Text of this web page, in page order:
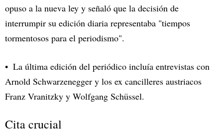
opuso a la nueva ley y señaló que la decisión de
interrumpir su edición diaria representaba "tiempos
tormentosos para el periodismo".
La última edición del periódico incluía entrevistas con
Arnold Schwarzenegger y los ex cancilleres austriacos
Franz Vranitzky y Wolfgang Schüssel.
Cita crucial